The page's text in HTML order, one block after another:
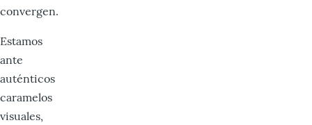
convergen.
Estamos
ante
auténticos
caramelos
visuales,